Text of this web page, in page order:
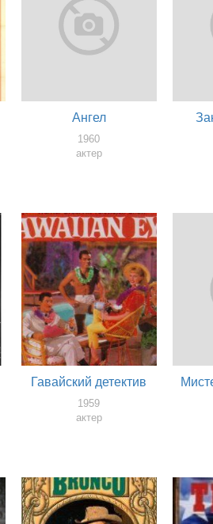
Ангел
1960
актер
Гавайский детектив
1959
актер